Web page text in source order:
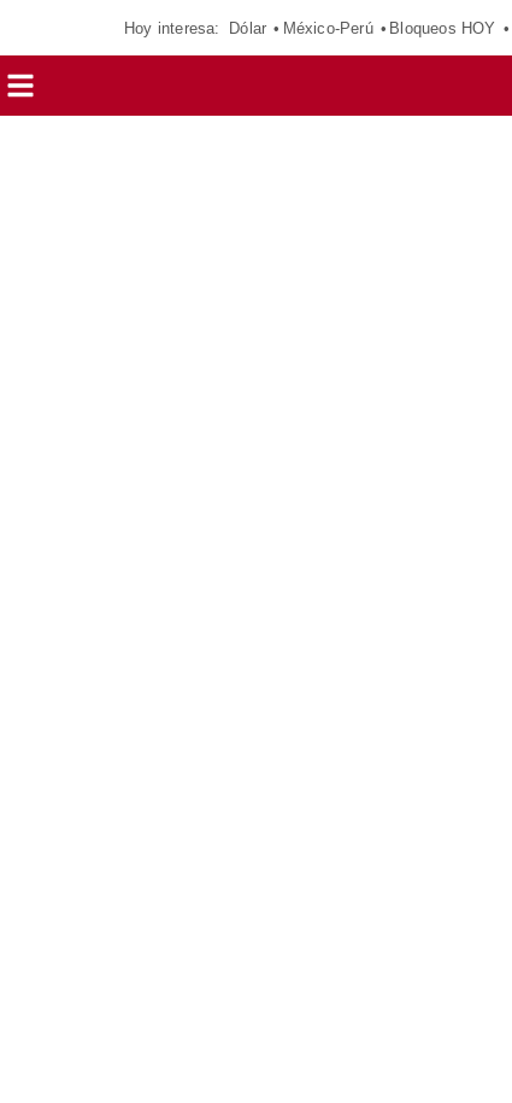
Hoy interesa: Dólar México-Perú Bloqueos HOY